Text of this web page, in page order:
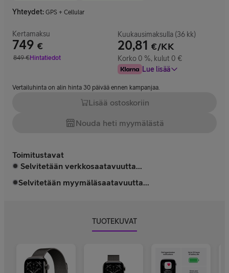
Yhteydet: GPS + Cellular
Kertamaksu
749 €
Hinta 749 €
849€
Vertailuhinta 849 €
Hintatiedot
Kuukausimaksulla (36 kk)
20,81 €/KK
Korko 0 %, kulut 0 €
Lue lisää
Vertailuhinta on alin hinta 30 päivää ennen kampanjaa.
Lisää ostoskoriin
Nouda heti myymälästä
Toimitustavat
Selvitetään verkkosaatavuutta...
Selvitetään myymäläsaatavuutta...
TUOTEKUVAT